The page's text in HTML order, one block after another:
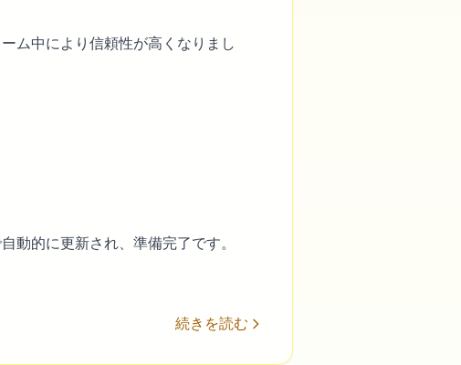
ム中により信頼性が高くなりまし
動的に更新され、準備完了です。
続きを読む